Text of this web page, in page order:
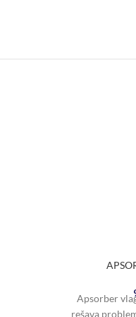
Apsorber
rešava